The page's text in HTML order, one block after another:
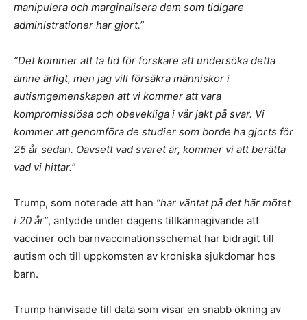
manipulera och marginalisera dem som tidigare
administrationer har gjort.”
”Det kommer att ta tid för forskare att undersöka detta
ämne ärligt, men jag vill försäkra människor i
autismgemenskapen att vi kommer att vara
kompromisslösa och obevekliga i vår jakt på svar. Vi
kommer att genomföra de studier som borde ha gjorts för
25 år sedan. Oavsett vad svaret är, kommer vi att berätta
vad vi hittar.”
Trump, som noterade att han ”har väntat på det här mötet
i 20 år”, antydde under dagens tillkännagivande att
vacciner och barnvaccinationsschemat har bidragit till
autism och till uppkomsten av kroniska sjukdomar hos
barn.
Trump hänvisade till data som visar en snabb ökning av